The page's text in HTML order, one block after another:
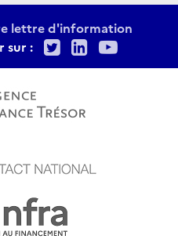
lettre d'information
sur :
TwitterLinkedIn